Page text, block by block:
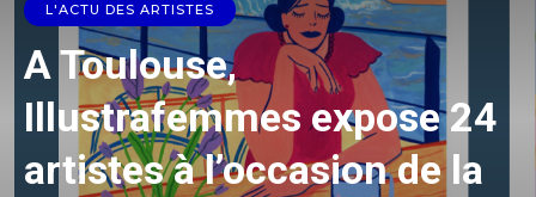
L'ACTU DES ARTISTES
A Toulouse,
Illustrafemmes expose 24
artistes à l’occasion de la